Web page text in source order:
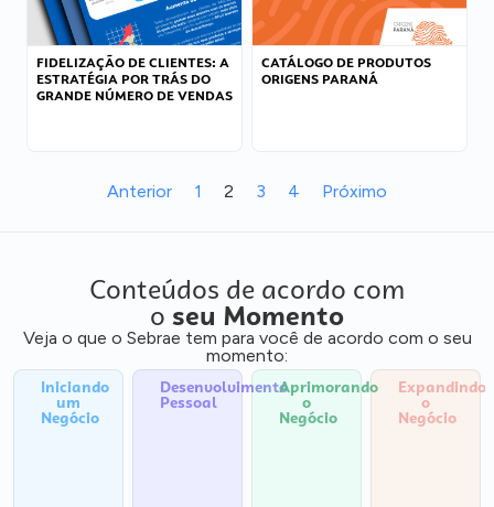
FIDELIZAÇÃO DE CLIENTES: A
ESTRATÉGIA POR TRÁS DO
GRANDE NÚMERO DE VENDAS
CATÁLOGO DE PRODUTOS
ORIGENS PARANÁ
Anterior 1 2 3 4 Próximo
Conteúdos de acordo com
o seu Momento
Veja o que o Sebrae tem para você de acordo com o seu
momento:
Iniciando
um
Negócio
Desenvolvimento
Pessoal
Aprimorando
o
Negócio
Expandindo
o
Negócio